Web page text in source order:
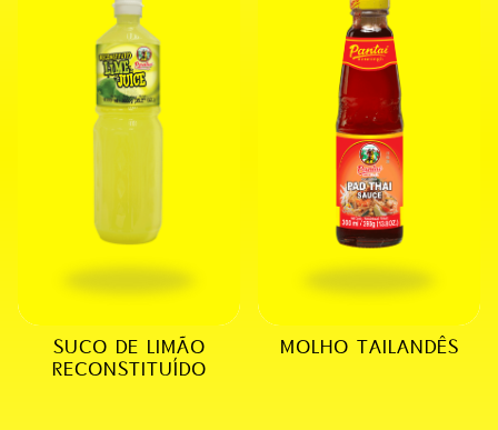
SUCO DE LIMÃO
RECONSTITUÍDO
MOLHO TAILANDÊS